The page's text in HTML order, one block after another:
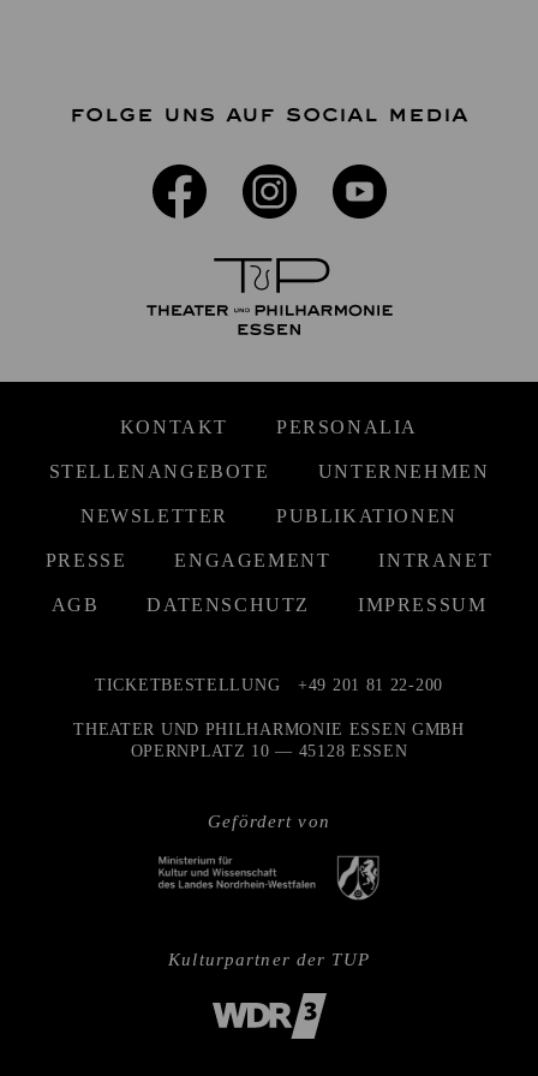
FOLGE UNS AUF SOCIAL MEDIA
KONTAKT PERSONALIA
STELLENANGEBOTE UNTERNEHMEN
NEWSLETTER PUBLIKATIONEN
PRESSE ENGAGEMENT INTRANET
AGB DATENSCHUTZ IMPRESSUM
Gefördert von
TICKETBESTELLUNG +49 201 81 22-200
THEATER UND PHILHARMONIE ESSEN GMBH
OPERNPLATZ 10 — 45128 ESSEN
Kulturpartner der TUP